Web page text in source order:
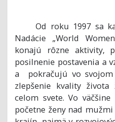
Od roku 1997 sa
Nadácie „World
konajú rôzne aktivity,
posilnenie postavenia a
a pokračujú vo
zlepšenie kvality
celom svete. Vo
početne ženy nad